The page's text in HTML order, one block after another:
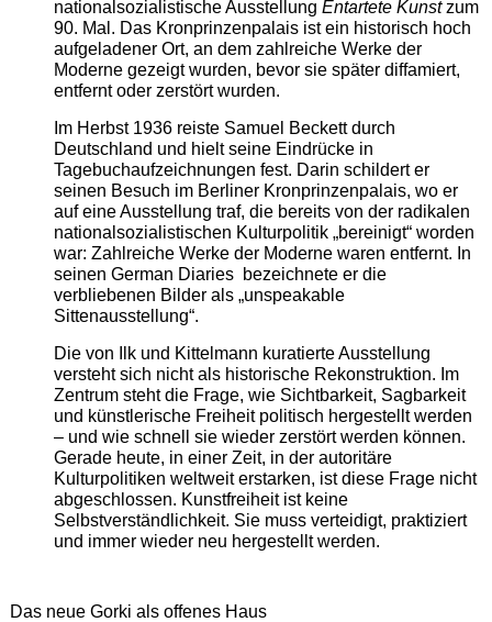
nationalsozialistische Ausstellung Entartete Kunstzum
90. Mal. Das Kronprinzenpalais ist ein historisch hoch
aufgeladener Ort, an dem zahlreiche Werke der
Moderne gezeigt wurden, bevor sie später diffamiert,
entfernt oder zerstört wurden.
Im Herbst 1936 reiste Samuel Beckett durch
Deutschland und hielt seine Eindrücke in
Tagebuchaufzeichnungen fest. Darin schildert er
seinen Besuch im Berliner Kronprinzenpalais, wo er
auf eine Ausstellung traf, die bereits von der radikalen
nationalsozialistischen Kulturpolitik „bereinigt“ worden
war: Zahlreiche Werke der Moderne waren entfernt. In
seinen German Diaries bezeichnete er die
verbliebenen Bilder als „unspeakable
Sittenausstellung“.
Die von Ilk und Kittelmann kuratierte Ausstellung
versteht sich nicht als historische Rekonstruktion. Im
Zentrum steht die Frage, wie Sichtbarkeit, Sagbarkeit
und künstlerische Freiheit politisch hergestellt werden
– und wie schnell sie wieder zerstört werden können.
Gerade heute, in einer Zeit, in der autoritäre
Kulturpolitiken weltweit erstarken, ist diese Frage nicht
abgeschlossen. Kunstfreiheit ist keine
Selbstverständlichkeit. Sie muss verteidigt, praktiziert
und immer wieder neu hergestellt werden.
Das neue Gorki als offenes Haus